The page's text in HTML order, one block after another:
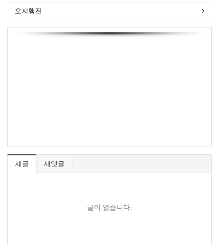
오지행전
새글 새댓글
글이 없습니다.